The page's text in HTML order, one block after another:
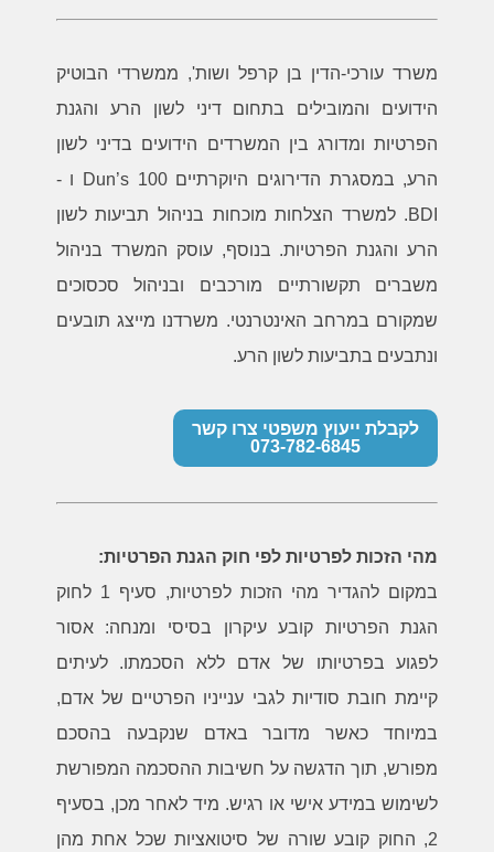
משרד עורכי-הדין בן קרפל ושות', ממשרדי הבוטיק
הידועים והמובילים בתחום דיני לשון הרע והגנת
הפרטיות ומדורג בין המשרדים הידועים בדיני לשון
הרע, במסגרת הדירוגים היוקרתיים Dun’s 100 ו -
BDI. למשרד הצלחות מוכחות בניהול תביעות לשון
הרע והגנת הפרטיות. בנוסף, עוסק המשרד בניהול
משברים תקשורתיים מורכבים ובניהול סכסוכים
שמקורם במרחב האינטרנטי. משרדנו מייצג תובעים
ונתבעים בתביעות לשון הרע.
לקבלת ייעוץ משפטי צרו קשר
073-782-6845
מהי הזכות לפרטיות לפי חוק הגנת הפרטיות:
במקום להגדיר מהי הזכות לפרטיות, סעיף 1 לחוק
הגנת הפרטיות קובע עיקרון בסיסי ומנחה: אסור
לפגוע בפרטיותו של אדם ללא הסכמתו. לעיתים
קיימת חובת סודיות לגבי ענייניו הפרטיים של אדם,
במיוחד כאשר מדובר באדם שנקבעה בהסכם
מפורש, תוך הדגשה על חשיבות ההסכמה המפורשת
לשימוש במידע אישי או רגיש. מיד לאחר מכן, בסעיף
2, החוק קובע שורה של סיטואציות שכל אחת מהן